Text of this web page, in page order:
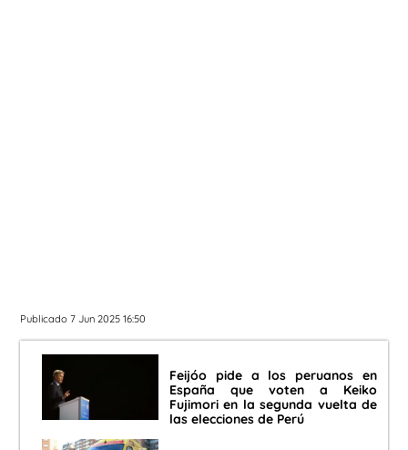
Publicado 7 Jun 2025 16:50
Feijóo pide a los peruanos en
España que voten a Keiko
Fujimori en la segunda vuelta de
las elecciones de Perú